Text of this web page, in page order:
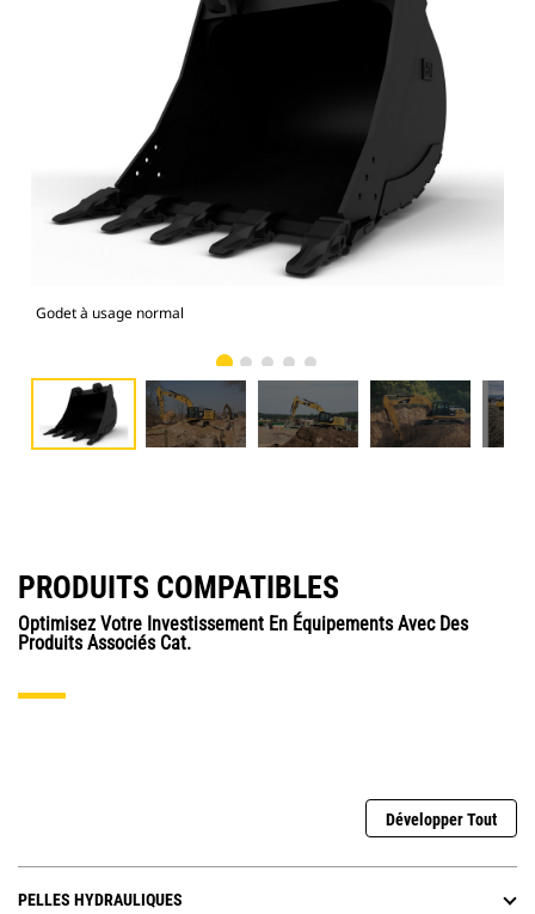
Godet à usage normal
PRODUITS COMPATIBLES
Optimisez Votre Investissement En Équipements Avec Des
Produits Associés Cat.
Développer Tout
PELLES HYDRAULIQUES